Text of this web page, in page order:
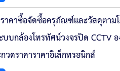
าษีฯ
ร็จ (One Stop Service)
าคาซื้อจัดซื้อครุภัณฑ์และวัสดุตา
บบกล้องโทรทัศน์วงจรปิด
ดราคาราคาอิเล็กทรอนิกส์